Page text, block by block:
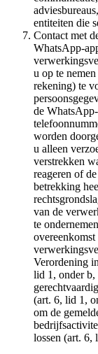
entiteiten die
Contact met
WhatsApp-
u op te
rekening) te
de
worden
u alleen
verstrekken
reageren of
betrekking
van de
te
Verordening
lid 1, onder b,
(art. 6, lid 1,
om de
lossen (art. 6,